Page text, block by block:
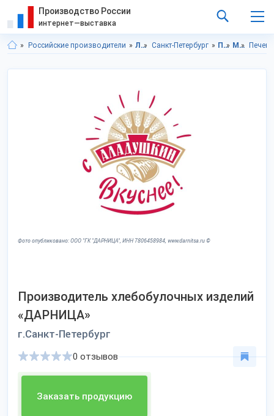
Производство России
интернет—выставка
Российские производители Ленинградская область Санкт-Петербург Продукты питания Мучные изделия
Фото опубликовано: ООО "ГК "ДАРНИЦА", ИНН 7806458984, www.darnitsa.ru ©
Производитель хлебобулочных изделий
«ДАРНИЦА»
г.Санкт-Петербург
Заказать продукцию
0 отзывов